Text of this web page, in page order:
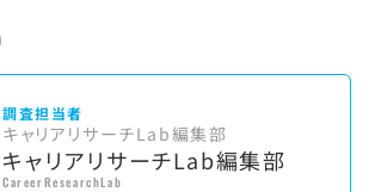
調査担当者
キャリアリサーチLab編集部
キャリアリサーチLab編集部
CareerResearchLab